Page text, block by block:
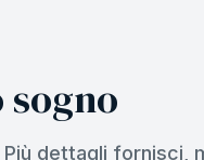
dettagli fornisci,